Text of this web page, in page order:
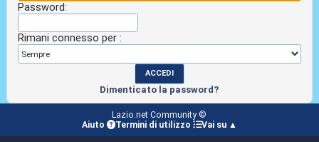
Password:
Rimani connesso per :
Dimenticato la password?
Lazio.net Community ©
Aiuto
Termini di utilizzo Vai su ▲